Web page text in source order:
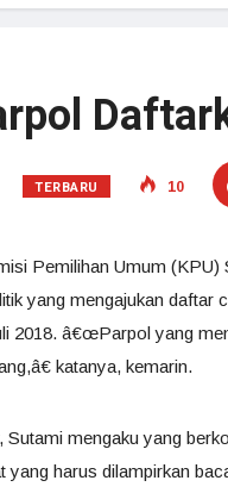
TERBARU 10
Pemilihan Umum (KPU)
yang mengajukan daftar
2018. â€œParpol yang
katanya, kemarin.
mengaku yang
yang harus dilampirkan